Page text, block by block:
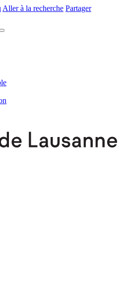
Aller à la recherche Partager